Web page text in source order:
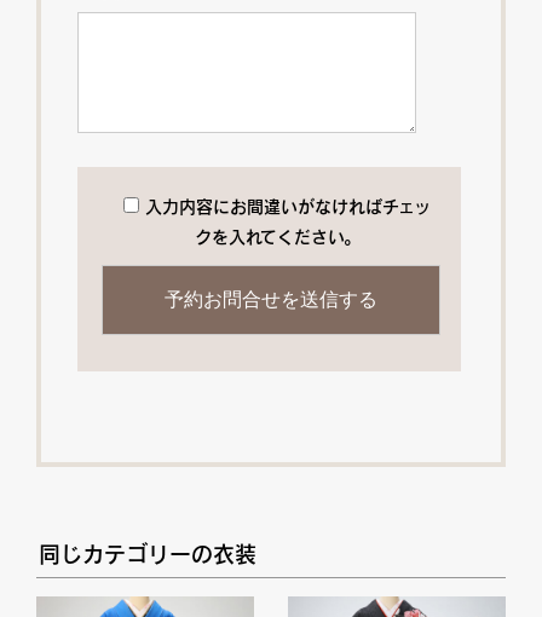
入力内容にお間違いがなければチェッ
クを入れてください。
同じカテゴリーの衣装